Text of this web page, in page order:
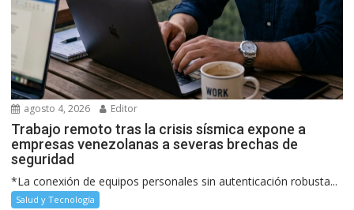
agosto 4, 2026 Editor
Trabajo remoto tras la crisis sísmica expone a
empresas venezolanas a severas brechas de
seguridad
*La conexión de equipos personales sin autenticación robusta...
Salud y Tecnología